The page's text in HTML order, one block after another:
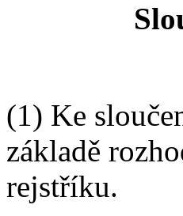
(1) Ke
základě
rejstříku.